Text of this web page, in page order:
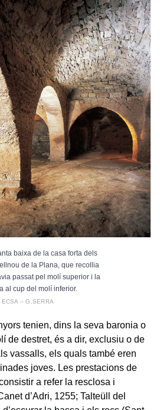
baixa de la casa forta dels
de la Plana, que recollia
passat pel molí superior i la
al cup del molí inferior.
ECSA – G.SERRA
tenien, dins la seva baronia o
de destret, és a dir, exclusiu o de
vassalls, els quals també eren
joves. Les prestacions de
a refer la resclosa i
d’Adri, 1255; Talteüll del